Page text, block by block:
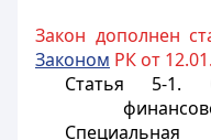
Закон дополнен
Законом РК от
Статья 5-1.